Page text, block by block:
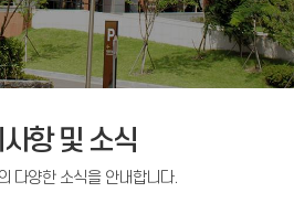
항 및 소식
다양한 소식을 안내합니다.